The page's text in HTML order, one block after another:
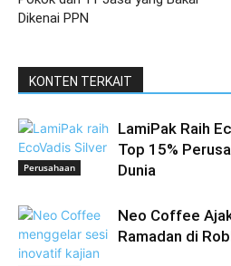
Dikenai PPN
KONTEN TERKAIT
Perusahaan
LamiPak Raih
Top 15%
Dunia
Neo Coffee
Ramadan di